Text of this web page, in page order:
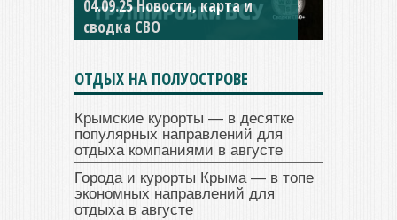
04.09.25 Новости, карта и
сводка СВО
ОТДЫХ НА ПОЛУОСТРОВЕ
Крымские курорты — в десятке
популярных направлений для
отдыха компаниями в августе
Города и курорты Крыма — в топе
экономных направлений для
отдыха в августе